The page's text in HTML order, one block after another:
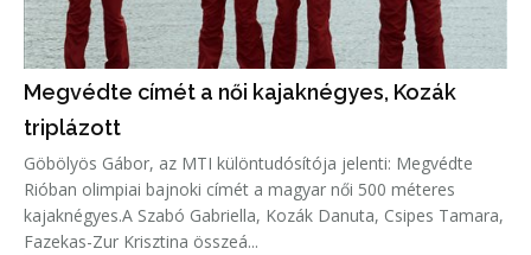
Megvédte címét a női kajaknégyes, Kozák
triplázott
Göbölyös Gábor, az MTI különtudósítója jelenti: Megvédte
Rióban olimpiai bajnoki címét a magyar női 500 méteres
kajaknégyes.A Szabó Gabriella, Kozák Danuta, Csipes Tamara,
Fazekas-Zur Krisztina összeá...